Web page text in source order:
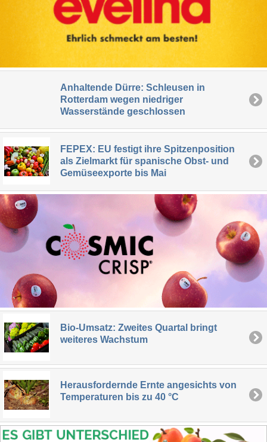
Anhaltende Dürre: Schleusen in
Rotterdam wegen niedriger
Wasserstände geschlossen
FEPEX: EU festigt ihre Spitzenposition
als Zielmarkt für spanische Obst- und
Gemüseexporte bis Mai
Bio-Umsatz: Zweites Quartal bringt
weiteres Wachstum
Herausfordernde Ernte angesichts von
Temperaturen bis zu 40 °C